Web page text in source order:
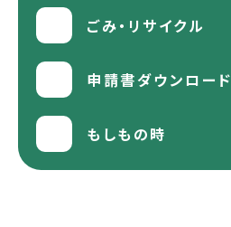
ごみ・リサイクル
申請書ダウンロード
もしもの時